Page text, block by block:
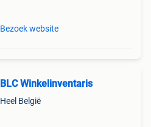
Bezoek website
BLC Winkelinventaris
Heel België